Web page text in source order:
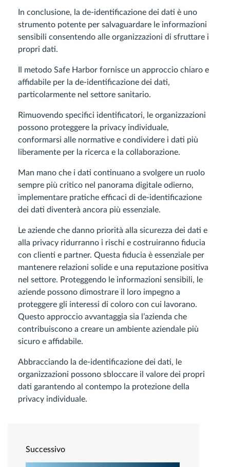
In conclusione, la de-identificazione dei dati è uno
strumento potente per salvaguardare le informazioni
sensibili consentendo alle organizzazioni di sfruttare i
propri dati.
Il metodo Safe Harbor fornisce un approccio chiaro e
affidabile per la de-identificazione dei dati,
particolarmente nel settore sanitario.
Rimuovendo specifici identificatori, le organizzazioni
possono proteggere la privacy individuale,
conformarsi alle normative e condividere i dati più
liberamente per la ricerca e la collaborazione.
Man mano che i dati continuano a svolgere un ruolo
sempre più critico nel panorama digitale odierno,
implementare pratiche efficaci di de-identificazione
dei dati diventerà ancora più essenziale.
Le aziende che danno priorità alla sicurezza dei dati e
alla privacy ridurranno i rischi e costruiranno fiducia
con clienti e partner. Questa fiducia è essenziale per
mantenere relazioni solide e una reputazione positiva
nel settore. Proteggendo le informazioni sensibili, le
aziende possono dimostrare il loro impegno a
proteggere gli interessi di coloro con cui lavorano.
Questo approccio avvantaggia sia l’azienda che
contribuiscono a creare un ambiente aziendale più
sicuro e affidabile.
Abbracciando la de-identificazione dei dati, le
organizzazioni possono sbloccare il valore dei propri
dati garantendo al contempo la protezione della
privacy individuale.
Successivo